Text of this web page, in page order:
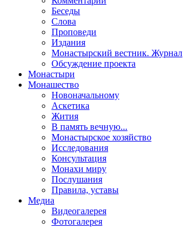
Беседы
Слова
Проповеди
Издания
Монастырский вестник. Журнал
Обсуждение проекта
Монастыри
Монашество
Новоначальному
Аскетика
Жития
В память вечную...
Монастырское хозяйство
Исследования
Консультация
Монахи миру
Послушания
Правила, уставы
Медиа
Видеогалерея
Фотогалерея